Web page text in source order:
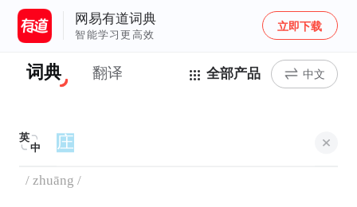
网易有道词典
智能学习更高效
立即下载
词典 翻译 全部产品 中文
英
中
/ zhuāng /